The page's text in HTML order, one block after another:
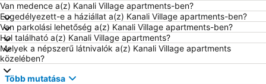
Daily cruises from Lefkada
Voutoumi
Monolithi
Ancient Nikopolis
Mytikas
Loutsa
Pefkoulia
Kathisma
Van medence a(z) Kanali Village apartments-ben?
Engedélyezett-e a háziállat a(z) Kanali Village apartments-ben?
Van parkolási lehetőség a(z) Kanali Village apartments-ben?
Hol található a(z) Kanali Village apartments?
Melyek a népszerű látnivalók a(z) Kanali Village apartments
közelében?
Több mutatása